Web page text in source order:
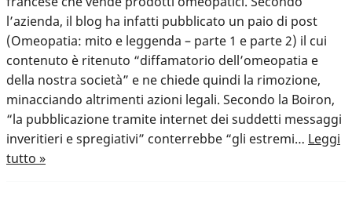
l’azienda, il blog ha infatti pubblicato un paio di post
(Omeopatia: mito e leggenda – parte 1 e parte 2) il cui
contenuto è ritenuto “diffamatorio dell’omeopatia e
della nostra società” e ne chiede quindi la rimozione,
minacciando altrimenti azioni legali. Secondo la Boiron,
“la pubblicazione tramite internet dei suddetti messaggi
inveritieri e spregiativi” conterrebbe “gli estremi… Leggi
tutto »